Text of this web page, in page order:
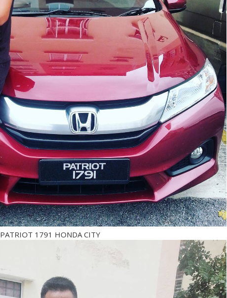
PATRIOT 1791 HONDA CITY